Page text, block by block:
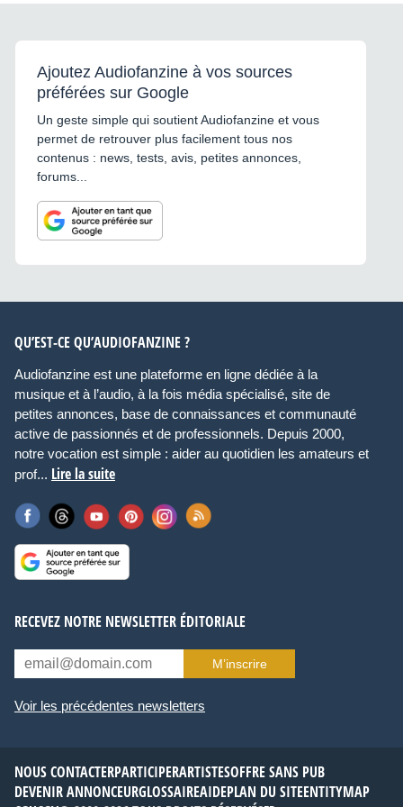
Ajoutez Audiofanzine à vos sources
préférées sur Google
Un geste simple qui soutient Audiofanzine et vous
permet de retrouver plus facilement tous nos
contenus : news, tests, avis, petites annonces,
forums...
QU’EST-CE QU’AUDIOFANZINE ?
Audiofanzine est une plateforme en ligne dédiée à la
musique et à l’audio, à la fois média spécialisé, site de
petites annonces, base de connaissances et communauté
active de passionnés et de professionnels. Depuis 2000,
notre vocation est simple : aider au quotidien les amateurs et
prof... Lire la suite
RECEVEZ NOTRE NEWSLETTER ÉDITORIALE
M’inscrire
Voir les précédentes newsletters
NOUS CONTACTERPARTICIPERARTISTESOFFRE SANS PUB
DEVENIR ANNONCEURGLOSSAIREAIDEPLAN DU SITEENTITYMAP